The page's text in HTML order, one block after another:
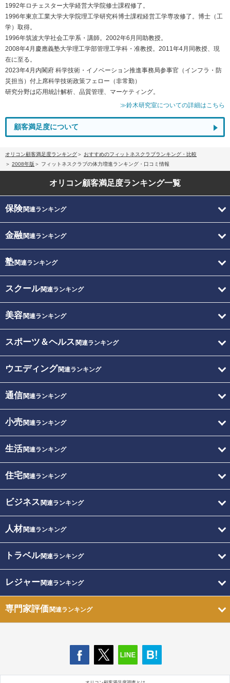
1992年ロチェスター大学経営大学院修士課程修了。
1996年東京工業大学大学院理工学研究科博士課程経営工学専攻修了。博士（工
学）取得。
1996年筑波大学社会工学系・講師。2002年6月同助教授。
2008年4月慶應義塾大学理工学部管理工学科・准教授。2011年4月同教授、現
在に至る。
2023年4月内閣府 科学技術・イノベーション推進事務局参事官（インフラ・防
災担当）付上席科学技術政策フェロー（非常勤）
研究分野は応用統計解析、品質管理、マーケティング。
≫鈴木研究室についての詳細はこちら
顧客満足度について
オリコン顧客満足度ランキング
おすすめのフィットネスクラブランキング・比較
2008年版
フィットネスクラブの体力増進ランキング・口コミ情報
オリコン顧客満足度ランキング一覧
保険関連ランキング
金融関連ランキング
塾関連ランキング
スクール関連ランキング
美容関連ランキング
スポーツ＆ヘルス 関連ランキング
ウエディング関連ランキング
通信関連ランキング
小売関連ランキング
生活関連ランキング
住宅関連ランキング
ビジネス 関連ランキング
人材関連ランキング
トラベル関連ランキング
レジャー関連ランキング
専門家評価関連ランキング